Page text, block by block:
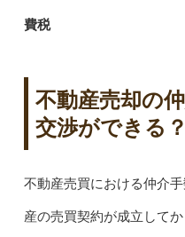
費税
不動産売却の
交渉ができる？
不動産売買における仲介
産の売買契約が成立して